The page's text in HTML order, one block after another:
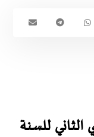
الثاني للسنة